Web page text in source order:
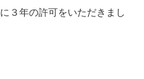
３年の許可をいただきまし